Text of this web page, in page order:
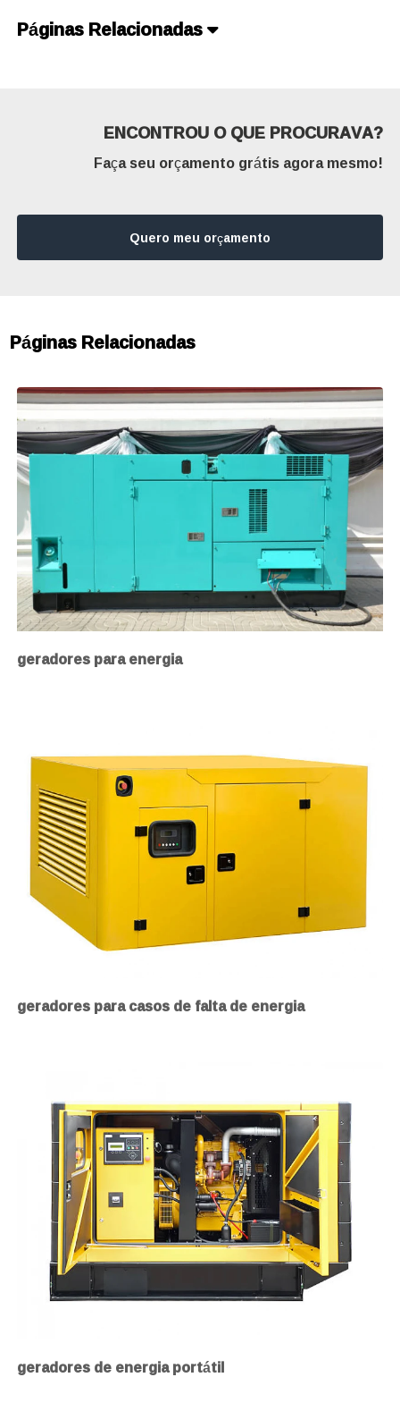
Páginas Relacionadas
ENCONTROU O QUE PROCURAVA?
Faça seu orçamento grátis agora mesmo!
Quero meu orçamento
Páginas Relacionadas
geradores para energia
geradores para casos de falta de energia
geradores de energia portátil